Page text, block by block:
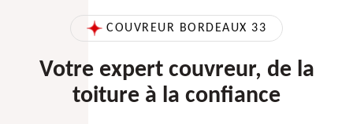
COUVREUR BORDEAUX 33
Votre expert couvreur, de la
toiture à la confiance